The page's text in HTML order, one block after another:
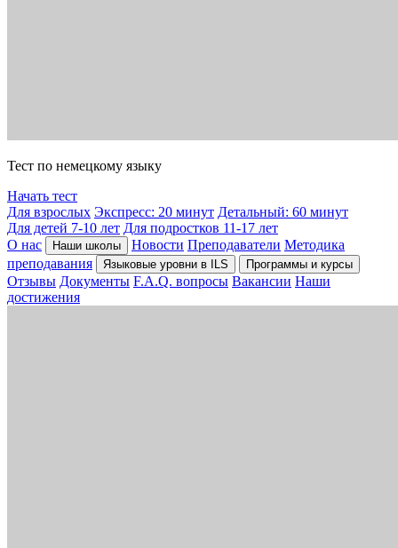
Тест по немецкому языку
Начать тест
Для взрослых Экспресс: 20 минут Детальный: 60 минут
Для детей 7-10 лет Для подростков 11-17 лет
О нас
Наши школы Новости Преподаватели Методика
преподавания
Языковые уровни в ILS Программы и курсы
Отзывы Документы F.A.Q. вопросы Вакансии Наши
достижения